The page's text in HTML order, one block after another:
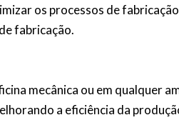
os processos de
fabricação.
mecânica ou em qualquer
a eficiência da